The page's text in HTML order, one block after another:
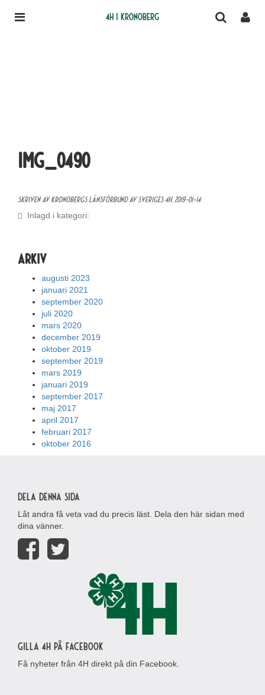
4H i Kronoberg
IMG_0490
Skriven av Kronobergs Länsförbund av Sveriges 4H,2019-01-14
Inlagd i kategori:
Arkiv
augusti 2023
januari 2021
september 2020
juli 2020
mars 2020
december 2019
oktober 2019
september 2019
mars 2019
januari 2019
september 2017
maj 2017
april 2017
februari 2017
oktober 2016
Dela denna sida
Låt andra få veta vad du precis läst. Dela den här sidan med
dina vänner.
Gilla 4H på Facebook
Få nyheter från 4H direkt på din Facebook.